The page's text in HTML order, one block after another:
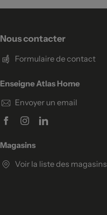
Nous contacter
Formulaire de contact
Enseigne Atlas Home
Envoyer un email
Magasins
Voir la liste des magasins